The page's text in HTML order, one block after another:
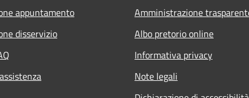
appuntamento
disservizio
Amministrazione
Albo pretorio online
Informativa privacy
Note legali